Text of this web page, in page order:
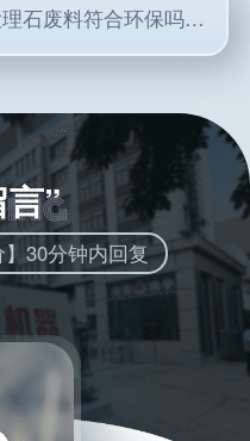
移动碎石机破碎大理石废料符合环保吗?有哪些类型
”
30分钟内回复